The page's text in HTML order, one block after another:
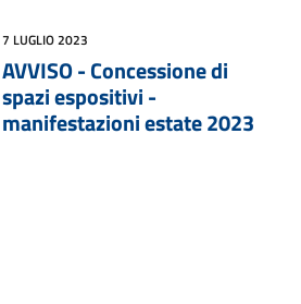
7 LUGLIO 2023
AVVISO - Concessione di
spazi espositivi -
manifestazioni estate 2023